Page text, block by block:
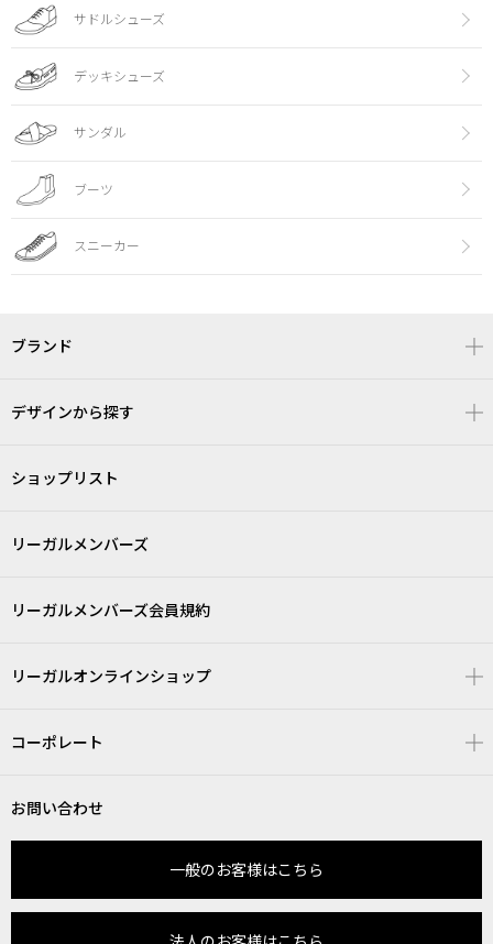
サドルシューズ
デッキシューズ
サンダル
ブーツ
スニーカー
ブランド
デザインから探す
ショップリスト
リーガルメンバーズ
リーガルメンバーズ会員規約
リーガルオンラインショップ
コーポレート
お問い合わせ
一般のお客様はこちら